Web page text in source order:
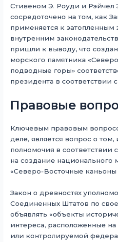
Стивеном Э. Роуди и Рэйчел
сосредоточено на том, как
применяется к затопленным
внутренним
пришли к выводу, что
морского памятника
подводные горы»
президента в соответствии
Правовые
Ключевым правовым
деле, является вопрос о
полномочия в соответствии
на создание национального
«Северо-Восточные
Закон о древностях
Соединенных Штатов по
объявлять «объекты
интереса, расположенные
или контролируемой